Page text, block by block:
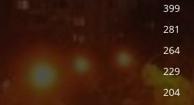
399
281
264
229
204